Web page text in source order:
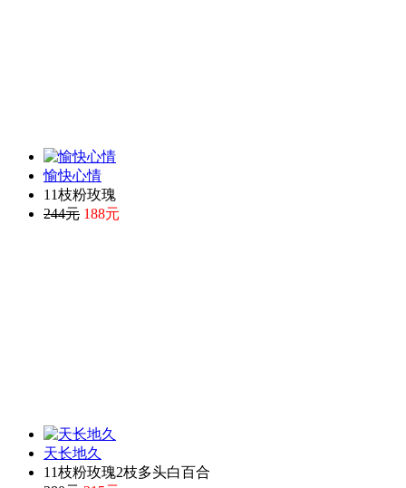
愉快心情
11枝粉玫瑰
244元 188元
天长地久
11枝粉玫瑰2枝多头白百合